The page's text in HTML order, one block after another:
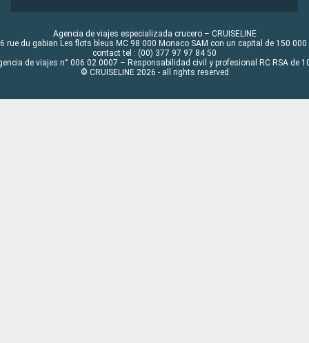
Agencia de viajes especializada crucero – CRUISELINE
rue du gabian Les flots bleus MC 98 000 Monaco SAM con un capital de 150 000
contact tel : (00) 377 97 97 84 50
de viajes n° 006 02 0007 – Responsabilidad civil y profesional RC RSA de
© CRUISELINE 2026 - all rights reserved